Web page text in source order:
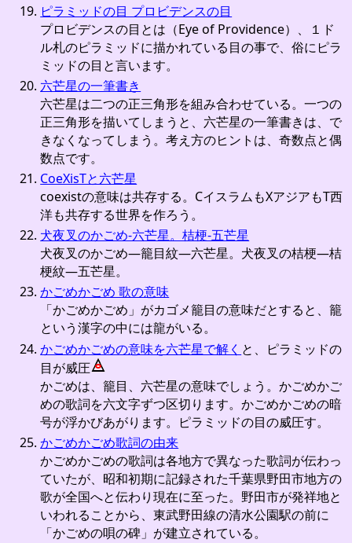
ピラミッドの目 プロビデンスの目
プロビデンスの目とは（Eye of Providence）、１ド
ル札のピラミッドに描かれている目の事で、俗にピラ
ミッドの目と言います。
六芒星の一筆書き
六芒星は二つの正三角形を組み合わせている。一つの
正三角形を描いてしまうと、六芒星の一筆書きは、で
きなくなってしまう。考え方のヒントは、奇数点と偶
数点です。
CoeXisTと六芒星
coexistの意味は共存する。CイスラムもXアジアもT西
洋も共存する世界を作ろう。
犬夜叉のかごめ-六芒星。桔梗-五芒星
犬夜叉のかごめ―籠目紋―六芒星。犬夜叉の桔梗―桔
梗紋―五芒星。
かごめかごめ 歌の意味
「かごめかごめ」がカゴメ籠目の意味だとすると、籠
という漢字の中には龍がいる。
かごめかごめの意味を六芒星で解く と、ピラミッドの
目が威圧
かごめは、籠目、六芒星の意味でしょう。かごめかご
めの歌詞を六文字ずつ区切ります。かごめかごめの暗
号が浮かびあがります。ピラミッドの目の威圧す。
かごめかごめ歌詞の由来
かごめかごめの歌詞は各地方で異なった歌詞が伝わっ
ていたが、昭和初期に記録された千葉県野田市地方の
歌が全国へと伝わり現在に至った。野田市が発祥地と
いわれることから、東武野田線の清水公園駅の前に
「かごめの唄の碑」が建立されている。